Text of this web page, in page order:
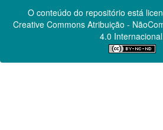
O conteúdo do repositório está
Creative CommonsAtribuição -
4.0